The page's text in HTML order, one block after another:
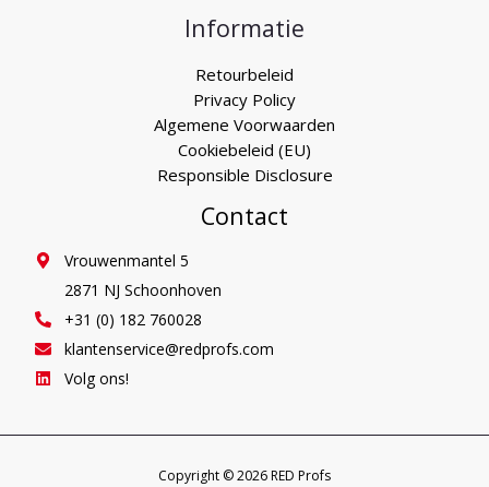
Informatie
Retourbeleid
Privacy Policy
Algemene Voorwaarden
Cookiebeleid (EU)
Responsible Disclosure
Contact
Vrouwenmantel 5
2871 NJ Schoonhoven
+31 (0) 182 760028
klantenservice@redprofs.com
Volg ons!
Copyright © 2026 RED Profs